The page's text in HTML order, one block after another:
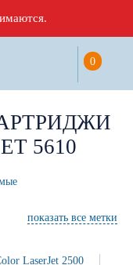
0
5610
показать все метки
LaserJet 2500